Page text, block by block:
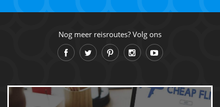
Nog meer reisroutes? Volg ons